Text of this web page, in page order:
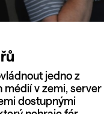
jedno z
médií v zemi, server
dostupnými